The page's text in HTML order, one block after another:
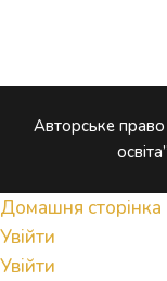
Авторське
Домашня сторінка
Увійти
Увійти